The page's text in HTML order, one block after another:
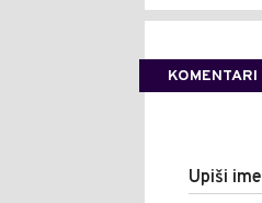
KOMENTARI
Upiši ime